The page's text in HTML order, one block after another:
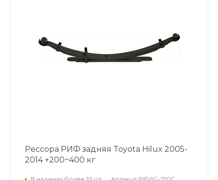
Рессора РИФ задняя Toyota Hilux 2005-
2014 +200÷400 кг